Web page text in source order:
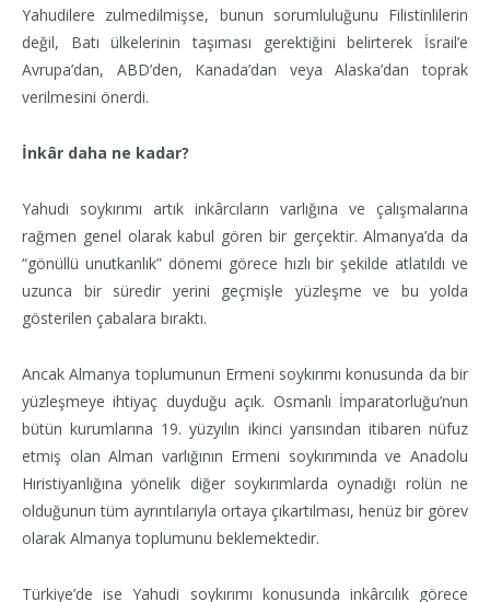
Yahudilere zulmedilmişse, bunun sorumluluğunu Filistinlilerin
değil, Batı ülkelerinin taşıması gerektiğini belirterek İsrail’e
Avrupa’dan, ABD’den, Kanada’dan veya Alaska’dan toprak
verilmesini önerdi.
İnkâr daha ne kadar?
Yahudi soykırımı artık inkârcıların varlığına ve çalışmalarına
rağmen genel olarak kabul gören bir gerçektir. Almanya’da da
“gönüllü unutkanlık” dönemi görece hızlı bir şekilde atlatıldı ve
uzunca bir süredir yerini geçmişle yüzleşme ve bu yolda
gösterilen çabalara bıraktı.
Ancak Almanya toplumunun Ermeni soykırımı konusunda da bir
yüzleşmeye ihtiyaç duyduğu açık. Osmanlı İmparatorluğu’nun
bütün kurumlarına 19. yüzyılın ikinci yarısından itibaren nüfuz
etmiş olan Alman varlığının Ermeni soykırımında ve Anadolu
Hıristiyanlığına yönelik diğer soykırımlarda oynadığı rolün ne
olduğunun tüm ayrıntılarıyla ortaya çıkartılması, henüz bir görev
olarak Almanya toplumunu beklemektedir.
Türkiye’de ise Yahudi soykırımı konusunda inkârcılık görece